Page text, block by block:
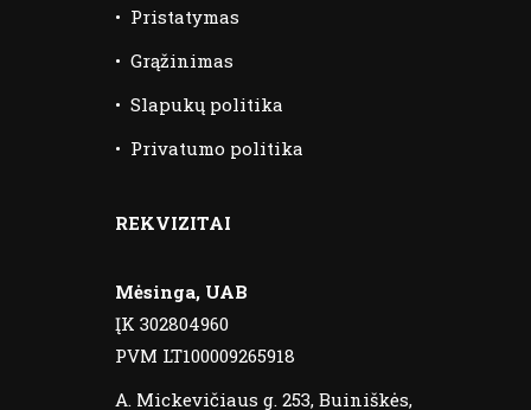
• Pristatymas
• Grąžinimas
• Slapukų politika
• Privatumo politika
REKVIZITAI
Mėsinga, UAB
ĮK 302804960
PVM LT100009265918
A. Mickevičiaus g. 253, Buiniškės,